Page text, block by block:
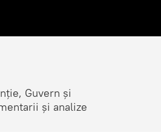
Guvern și
și analize